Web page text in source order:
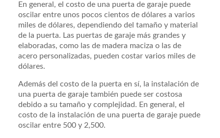
En general, el costo de una puerta de garaje puede
oscilar entre unos pocos cientos de dólares a varios
miles de dólares, dependiendo del tamaño y material
de la puerta. Las puertas de garaje más grandes y
elaboradas, como las de madera maciza o las de
acero personalizadas, pueden costar varios miles de
dólares.
Además del costo de la puerta en sí, la instalación de
una puerta de garaje también puede ser costosa
debido a su tamaño y complejidad. En general, el
costo de la instalación de una puerta de garaje puede
oscilar entre 500 y 2,500.